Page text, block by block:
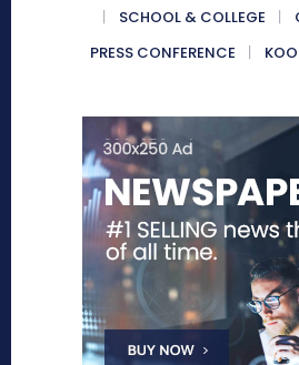
SCHOOL & COLLEGE
PRESS CONFERENCE